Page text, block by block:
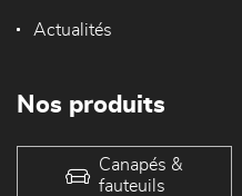
Actualités
Nos produits
Canapés &
fauteuils